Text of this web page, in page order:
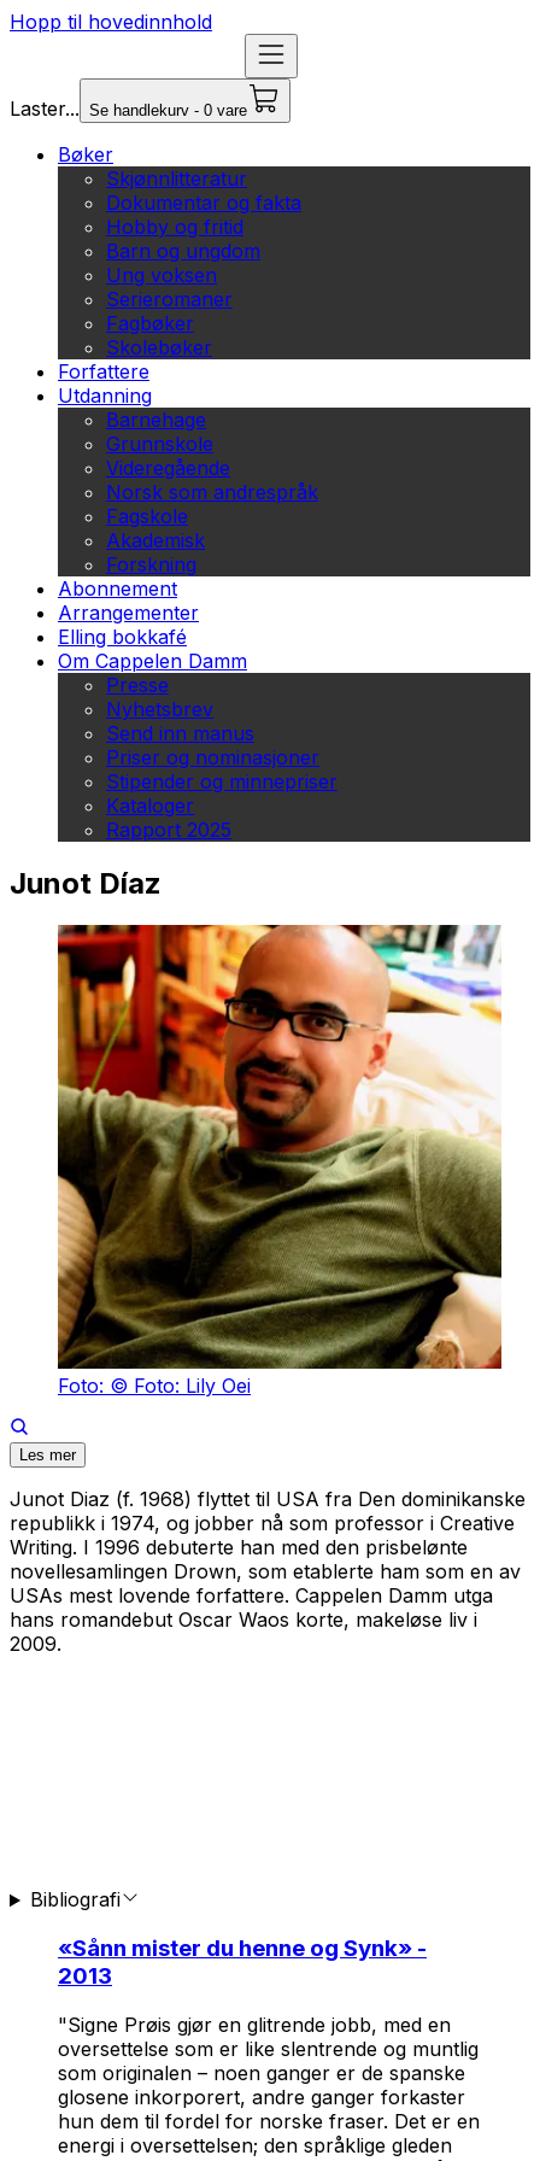
Hopp til hovedinnhold
Laster... Se handlekurv - 0 vare
Bøker
Skjønnlitteratur
Dokumentar og fakta
Hobby og fritid
Barn og ungdom
Ung voksen
Serieromaner
Fagbøker
Skolebøker
Forfattere
Utdanning
Barnehage
Grunnskole
Videregående
Norsk som andrespråk
Fagskole
Akademisk
Forskning
Abonnement
Arrangementer
Elling bokkafé
Om Cappelen Damm
Presse
Nyhetsbrev
Send inn manus
Priser og nominasjoner
Stipender og minnepriser
Kataloger
Rapport 2025
Junot Díaz
Foto: © Foto: Lily Oei
Les mer
Junot Diaz (f. 1968) flyttet til USA fra Den dominikanske
republikk i 1974, og jobber nå som professor i Creative
Writing. I 1996 debuterte han med den prisbelønte
novellesamlingen Drown, som etablerte ham som en av
USAs mest lovende forfattere. Cappelen Damm utga
hans romandebut Oscar Waos korte, makeløse liv i
2009.
Bibliografi
«Sånn mister du henne og Synk» -
2013
"Signe Prøis gjør en glitrende jobb, med en
oversettelse som er like slentrende og muntlig
som originalen – noen ganger er de spanske
glosene inkorporert, andre ganger forkaster
hun dem til fordel for norske fraser. Det er en
energi i oversettelsen; den språklige gleden